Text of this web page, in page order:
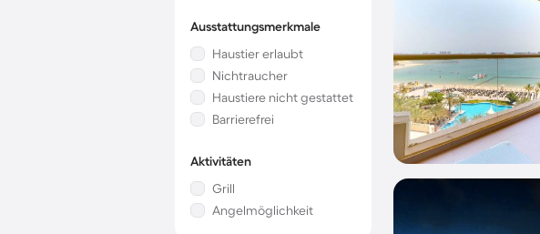
Ausstattungsmerkmale
Haustier erlaubt
Nichtraucher
Haustiere nicht gestattet
Barrierefrei
Aktivitäten
Grill
Angelmöglichkeit